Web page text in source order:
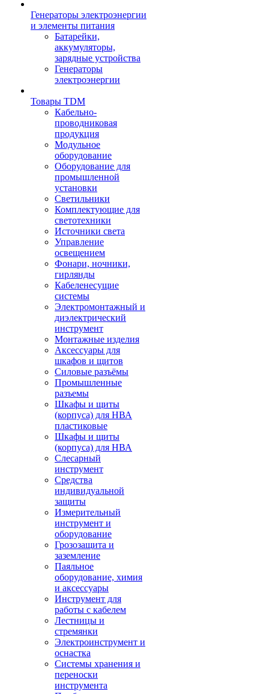
Генераторы электроэнергии
и элементы питания
Батарейки,
аккумуляторы,
зарядные устройства
Генераторы
электроэнергии
Товары TDM
Кабельно-
проводниковая
продукция
Модульное
оборудование
Оборудование для
промышленной
установки
Светильники
Комплектующие для
светотехники
Источники света
Управление
освещением
Фонари, ночники,
гирлянды
Кабеленесущие
системы
Электромонтажный и
диэлектрический
инструмент
Монтажные изделия
Аксессуары для
шкафов и щитов
Силовые разъёмы
Промышленные
разъемы
Шкафы и щиты
(корпуса) для НВА
пластиковые
Шкафы и щиты
(корпуса) для НВА
Слесарный
инструмент
Средства
индивидуальной
защиты
Измерительный
инструмент и
оборудование
Грозозащита и
заземление
Паяльное
оборудование, химия
и аксессуары
Инструмент для
работы с кабелем
Лестницы и
стремянки
Электроинструмент и
оснастка
Системы хранения и
переноски
инструмента